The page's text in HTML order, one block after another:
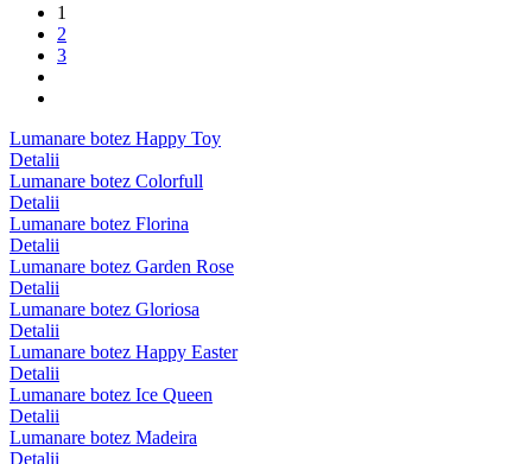
1
2
3
Lumanare botez Happy Toy
Detalii
Lumanare botez Colorfull
Detalii
Lumanare botez Florina
Detalii
Lumanare botez Garden Rose
Detalii
Lumanare botez Gloriosa
Detalii
Lumanare botez Happy Easter
Detalii
Lumanare botez Ice Queen
Detalii
Lumanare botez Madeira
Detalii